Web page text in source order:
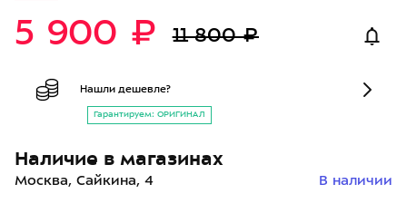
5 900 ₽ 11 800 ₽
Нашли дешевле?
Гарантируем: ОРИГИНАЛ
Наличие в магазинах
Москва, Сайкина, 4 В наличии